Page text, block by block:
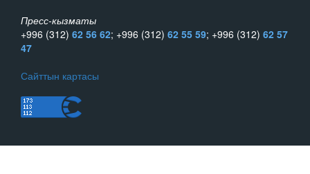
Пресс-кызматы
+996 (312) 62 56 62; +996 (312) 62 55 59; +996 (312) 62 57
47
Сайттын картасы